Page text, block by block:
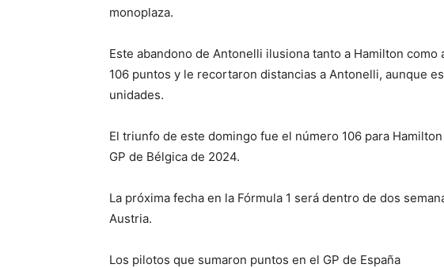
monoplaza.
Este abandono de Antonelli ilusiona tanto a Hamilton como
106 puntos y le recortaron distancias a Antonelli, aunque
unidades.
El triunfo de este domingo fue el número 106 para
GP de Bélgica de 2024.
La próxima fecha en la Fórmula 1 será dentro de dos
Austria.
Los pilotos que sumaron puntos en el GP de España